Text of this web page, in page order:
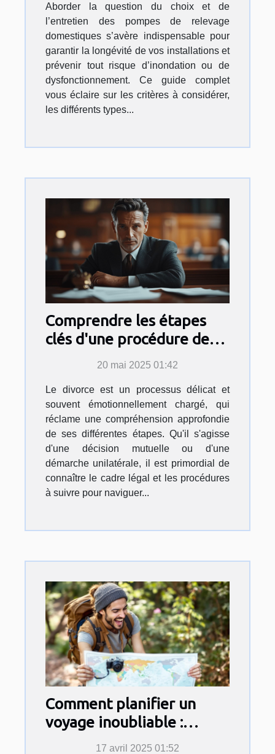
Aborder la question du choix et de
l’entretien des pompes de relevage
domestiques s’avère indispensable pour
garantir la longévité de vos installations et
prévenir tout risque d’inondation ou de
dysfonctionnement. Ce guide complet
vous éclaire sur les critères à considérer,
les différents types...
Comprendre les étapes
clés d'une procédure de
20 mai 2025 01:42
Le divorce est un processus délicat et
souvent émotionnellement chargé, qui
réclame une compréhension approfondie
de ses différentes étapes. Qu'il s'agisse
d'une décision mutuelle ou d'une
démarche unilatérale, il est primordial de
connaître le cadre légal et les procédures
à suivre pour naviguer...
Comment planifier un
voyage inoubliable :
Astuces et inspirations
17 avril 2025 01:52